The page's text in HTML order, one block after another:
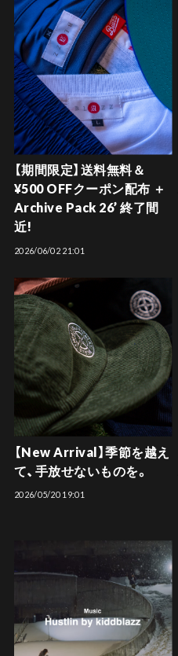
【期間限定】送料無料＆
¥500 OFFクーポン配布 ＋
Archive Pack 26’ 終了間
近!
2026/06/02 21:01
【New Arrival】季節を越え
て、手放せないものを。
2026/05/20 19:01